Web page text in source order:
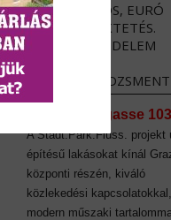
BIZTONSÁGOS, EURÓ
ALAPÚ BEFEKTETÉS.
PASSZÍV JÖVEDELEM
Graz, Lagergasse 103
A Stadt.Park.Fluss. projekt
építésű lakásokat kínál
központi részén, kiváló
közlekedési kapcsolatokkal,
modern műszaki